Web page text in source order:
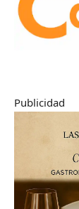
Publicidad